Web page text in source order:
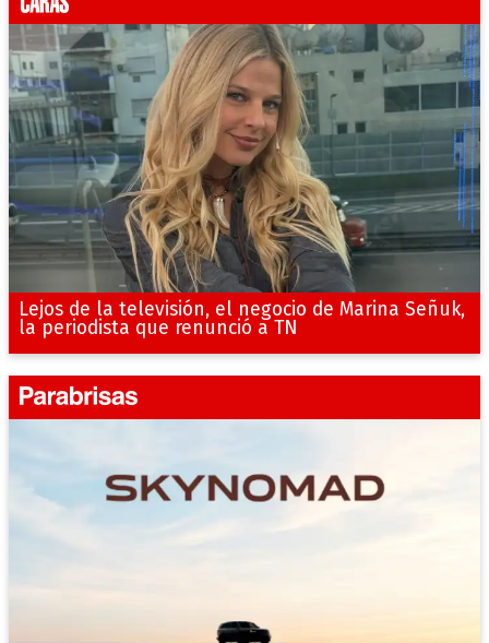
Lejos de la televisión, el negocio de Marina Señuk,
la periodista que renunció a TN